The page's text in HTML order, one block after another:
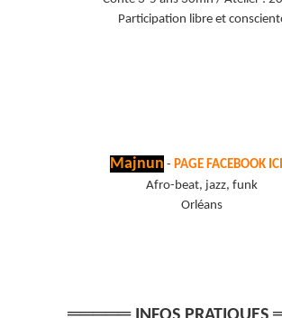
Participation libre et
Majnun - PAGE FACEBOOK
Afro-beat, jazz, funk
Orléans
═════